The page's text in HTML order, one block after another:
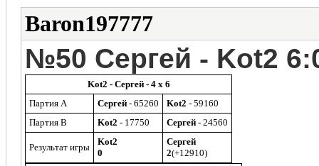
Baron197777
№50 Сергей - Kot2
Kot2 - Сергей - 4 x 6
Партия A
Сергей - 65260 Kot2 - 59160
Партия B
Kot2 - 17750 Сергей - 24560
Результат игры
Kot2
0
Сергей
2(+12910)